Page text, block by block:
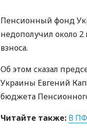
Пенсионный фонд
недополучил около
взноса.
Об этом сказал
Украины Евгений
бюджета
Читайте также: В